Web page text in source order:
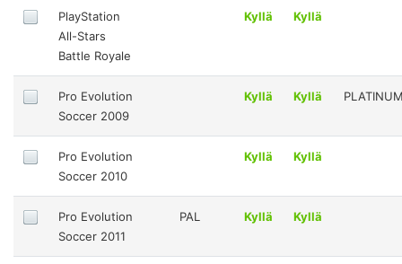
PlayStation
All-Stars
Battle Royale
Kyllä Kyllä
Pro Evolution
Soccer 2009
Kyllä Kyllä
Pro Evolution
Soccer 2010
Kyllä Kyllä
Pro Evolution
Soccer 2011
PAL Kyllä Kyllä